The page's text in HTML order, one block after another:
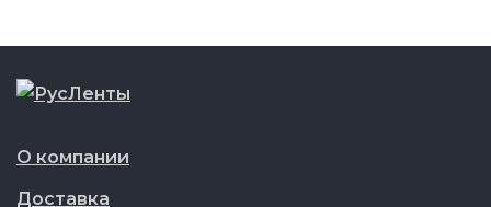
О компании
Доставка